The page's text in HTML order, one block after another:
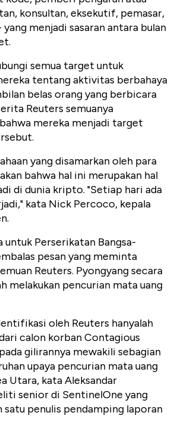
konsultan, eksekutif, pemasar,
yang menjadi sasaran antara bulan
semua target untuk
tentang aktivitas berbahaya
belas orang yang berbicara
Reuters semuanya
mereka menjadi target
yang disamarkan oleh para
bahwa hal ini merupakan hal
di dunia kripto. "Setiap hari ada
kata Nick Percoco, kepala
untuk Perserikatan Bangsa-
pesan yang meminta
Reuters. Pyongyang secara
melakukan pencurian mata uang
oleh Reuters hanyalah
calon korban Contagious
gilirannya mewakili sebagian
upaya pencurian mata uang
Utara, kata Aleksandar
senior di SentinelOne yang
satu penulis pendamping laporan